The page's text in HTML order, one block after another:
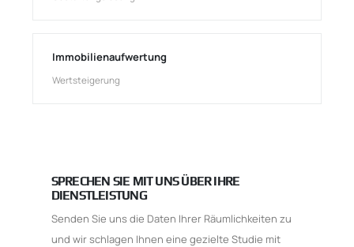
Immobilienaufwertung
Wertsteigerung
SPRECHEN SIE MIT UNS ÜBER IHRE
DIENSTLEISTUNG
Senden Sie uns die Daten Ihrer Räumlichkeiten zu
und wir schlagen Ihnen eine gezielte Studie mit